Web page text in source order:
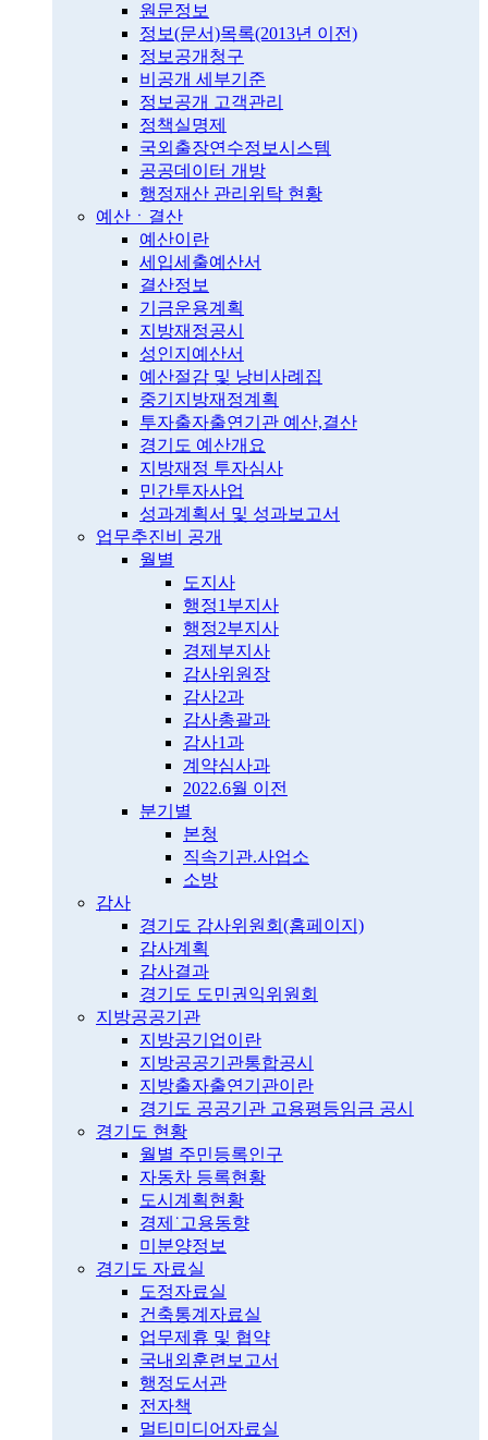
원문정보
정보(문서)목록(2013년 이전)
정보공개청구
비공개 세부기준
정보공개 고객관리
정책실명제
국외출장연수정보시스템
공공데이터 개방
행정재산 관리위탁 현황
예산ㆍ결산
예산이란
세입세출예산서
결산정보
기금운용계획
지방재정공시
성인지예산서
예산절감 및 낭비사례집
중기지방재정계획
투자출자출연기관 예산,결산
경기도 예산개요
지방재정 투자심사
민간투자사업
성과계획서 및 성과보고서
업무추진비 공개
월별
도지사
행정1부지사
행정2부지사
경제부지사
감사위원장
감사2과
감사총괄과
감사1과
계약심사과
2022.6월 이전
분기별
본청
직속기관.사업소
소방
감사
경기도 감사위원회(홈페이지)
감사계획
감사결과
경기도 도민권익위원회
지방공공기관
지방공기업이란
지방공공기관통합공시
지방출자출연기관이란
경기도 공공기관 고용평등임금 공시
경기도 현황
월별 주민등록인구
자동차 등록현황
도시계획현황
경제˙고용동향
미분양정보
경기도 자료실
도정자료실
건축통계자료실
업무제휴 및 협약
국내외훈련보고서
행정도서관
전자책
멀티미디어자료실